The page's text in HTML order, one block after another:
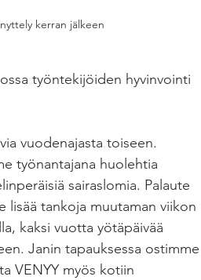
kerran jälkeen
työntekijöiden hyvinvointi
vuodenajasta toiseen.
työnantajana huolehtia
sairaslomia. Palaute
lisää tankoja muutaman viikon
kaksi vuotta yötäpäivää
Janin tapauksessa ostimme
VENYY myös kotiin